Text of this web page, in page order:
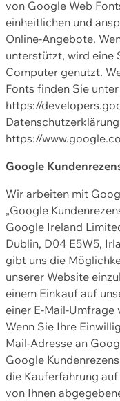
von Google Web
einheitlichen und
Online-Angebote.
unterstützt, wird eine
Computer genutzt.
Fonts finden Sie unter
https://
https://
Google
Wir arbeiten mit
„Google
Google Ireland
Dublin, D04 E5W5,
gibt uns die
unserer Website
einem Einkauf auf
einer E-Mail-
Wenn Sie Ihre
Mail-Adresse an
Google
die Kauferfahrung
von Ihnen